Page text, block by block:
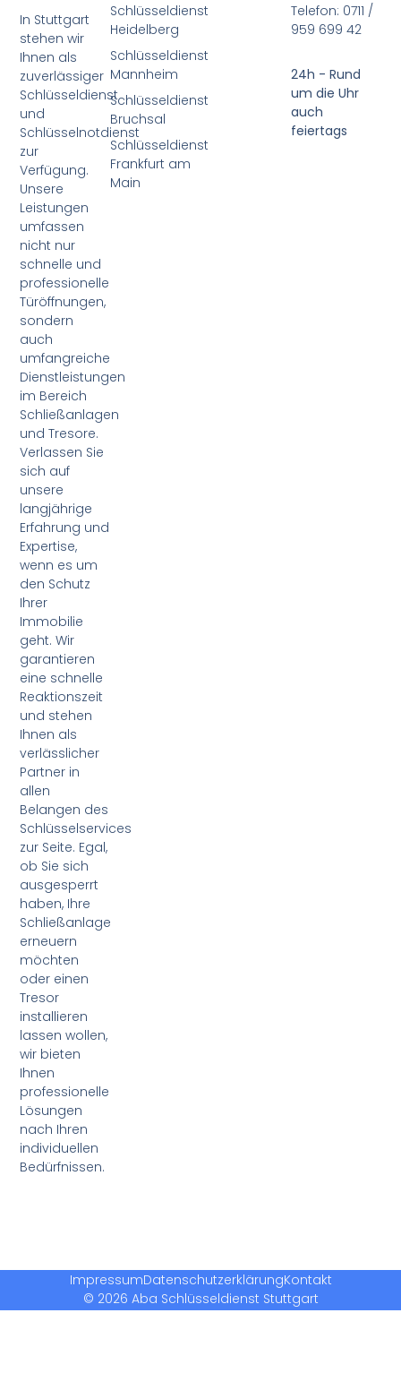
In Stuttgart
stehen wir
Ihnen als
zuverlässiger
Schlüsseldienst
und
Schlüsselnotdienst
zur
Verfügung.
Unsere
Leistungen
umfassen
nicht nur
schnelle und
professionelle
Türöffnungen,
sondern
auch
umfangreiche
Dienstleistungen
im Bereich
Schließanlagen
und Tresore.
Verlassen Sie
sich auf
unsere
langjährige
Erfahrung und
Expertise,
wenn es um
den Schutz
Ihrer
Immobilie
geht. Wir
garantieren
eine schnelle
Reaktionszeit
und stehen
Ihnen als
verlässlicher
Partner in
allen
Belangen des
Schlüsselservices
zur Seite. Egal,
ob Sie sich
ausgesperrt
haben, Ihre
Schließanlage
erneuern
möchten
oder einen
Tresor
installieren
lassen wollen,
wir bieten
Ihnen
professionelle
Lösungen
nach Ihren
individuellen
Bedürfnissen.
Schlüsseldienst
Heidelberg
Schlüsseldienst
Mannheim
Schlüsseldienst
Bruchsal
Schlüsseldienst
Frankfurt am
Main
Telefon: 0711 /
959 699 42
24h - Rund
um die Uhr
auch
feiertags
ImpressumDatenschutzerklärungKontakt
© 2026 Aba Schlüsseldienst Stuttgart